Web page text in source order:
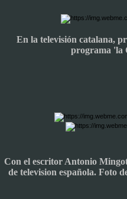
En la televisión catalana,
programa 'la
Con el escritor Antonio
de television española. Foto